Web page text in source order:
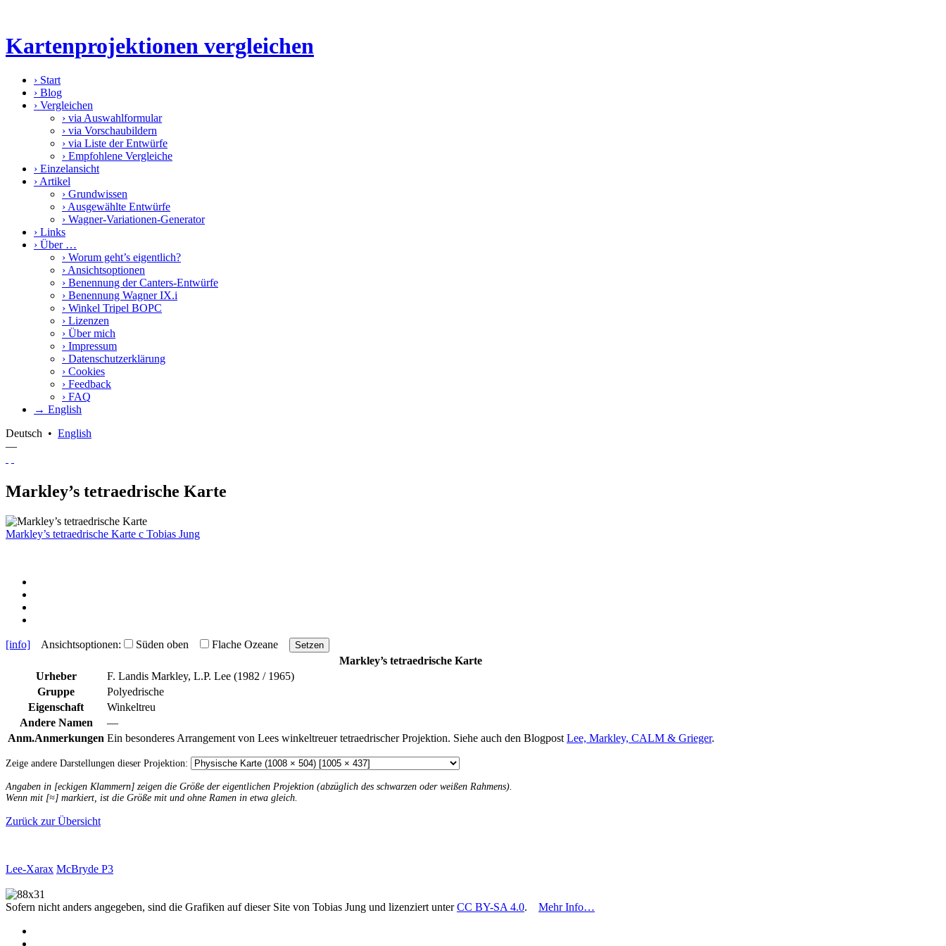
Kartenprojektionen vergleichen
› Start
› Blog
› Vergleichen
› via Auswahlformular
› via Vorschaubildern
› via Liste der Entwürfe
› Empfohlene Vergleiche
› Einzelansicht
› Artikel
› Grundwissen
› Ausgewählte Entwürfe
› Wagner-Variationen-Generator
› Links
› Über …
› Worum geht’s eigentlich?
› Ansichtsoptionen
› Benennung der Canters-Entwürfe
› Benennung Wagner IX.i
› Winkel Tripel BOPC
› Lizenzen
› Über mich
› Impressum
› Datenschutzerklärung
› Cookies
› Feedback
› FAQ
→ English
Deutsch • English
—
Markley’s tetraedrische Karte
Markley’s tetraedrische Karte c Tobias Jung
[info] Ansichtsoptionen: Süden oben Flache Ozeane Setzen
Markley’s tetraedrische Karte
Urheber
F. Landis Markley, L.P. Lee (1982 / 1965)
Gruppe
Polyedrische
Eigenschaft
Winkeltreu
Andere Namen
—
Anm.Anmerkungen Ein besonderes Arrangement von Lees winkeltreuer tetraedrischer Projektion. Siehe auch den Blogpost Lee, Markley, CALM & Grieger.
Zeige andere Darstellungen dieser Projektion:
Angaben in [eckigen Klammern] zeigen die Größe der eigentlichen Projektion (abzüglich des schwarzen oder weißen Rahmens).
Wenn mit [≈] markiert, ist die Größe mit und ohne Ramen in etwa gleich.
Zurück zur Übersicht
Lee-Xarax McBryde P3
Sofern nicht anders angegeben, sind die Grafiken auf dieser Site von Tobias Jung und lizenziert unterCC BY-SA 4.0. Mehr Info…